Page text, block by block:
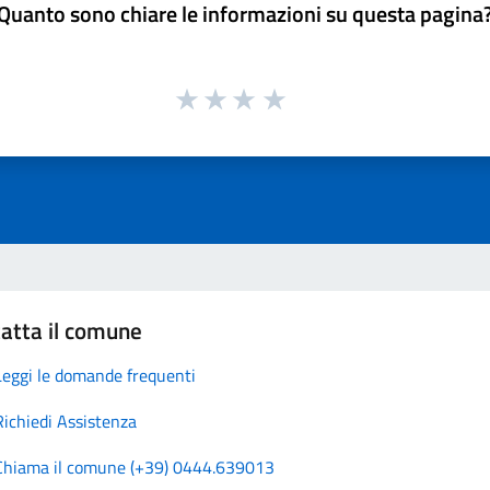
sono chiare le informazioni su questa
il comune
le domande frequenti
Assistenza
il comune (+39) 0444.639013